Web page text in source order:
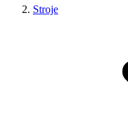
Stroje